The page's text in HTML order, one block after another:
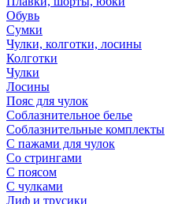
Обувь
Сумки
Чулки, колготки, лосины
Колготки
Чулки
Лосины
Пояс для чулок
Соблазнительное белье
Соблазнительные комплекты
С пажами для чулок
Со стрингами
С поясом
С чулками
Лиф и трусики